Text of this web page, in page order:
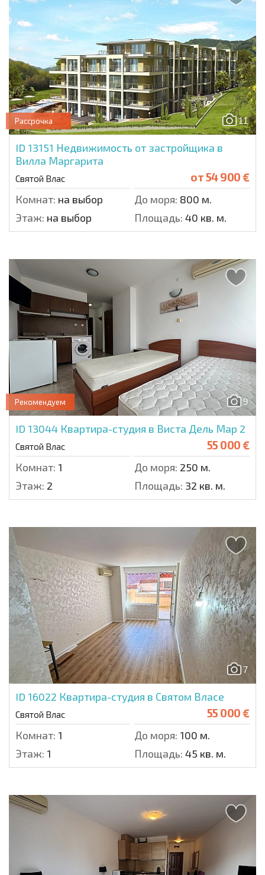
11
Рассрочка
ID 13151 Недвижимость от застройщика в
Вилла Маргарита
Святой Влас от54 900 €
Комнат: на выбор До моря: 800 м.
Этаж: на выбор Площадь: 40 кв. м.
9
Рекомендуем
ID 13044 Квартира-студия в Виста Дель Мар 2
Святой Влас 55 000 €
Комнат: 1 До моря: 250 м.
Этаж: 2 Площадь: 32 кв. м.
7
ID 16022 Квартира-студия в Святом Власе
Святой Влас 55 000 €
Комнат: 1 До моря: 100 м.
Этаж: 1 Площадь: 45 кв. м.